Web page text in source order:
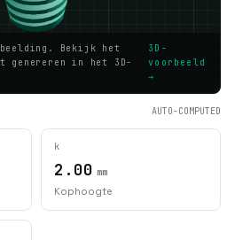
Bekijk het
genereren in het 3D-
3D-
voorbeeld
→
AUTO-COMPUTED
k
2.00 mm
Kophoogte